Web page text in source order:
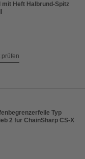
mit Heft Halbrund-Spitz
prüfen
Typ
2 für ChainSharp CS-X